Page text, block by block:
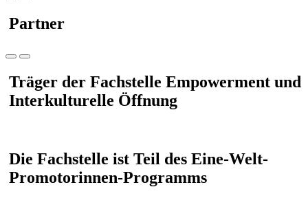
Partner
Träger der Fachstelle Empowerment und
Interkulturelle Öffnung
Die Fachstelle ist Teil des Eine-Welt-
Promotorinnen-Programms